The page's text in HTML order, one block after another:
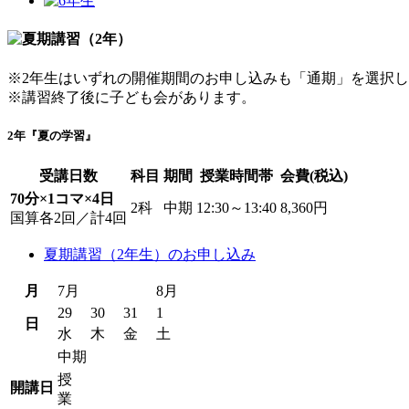
※2年生はいずれの開催期間のお申し込みも「通期」を選択し
※講習終了後に子ども会があります。
2年『夏の学習』
受講日数 科目 期間 授業時間帯 会費(税込)
70分×1コマ×4日
国算各2回／計4回
2科 中期 12:30～13:40 8,360円
夏期講習（2年生）のお申し込み
月 7月 8月
日
29 30 31
1
水
木 金 土
開講日
中期
授
業